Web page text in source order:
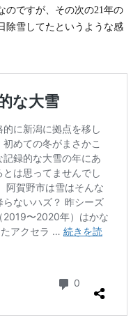
のですが、その次の21年の
除雪してたというような感